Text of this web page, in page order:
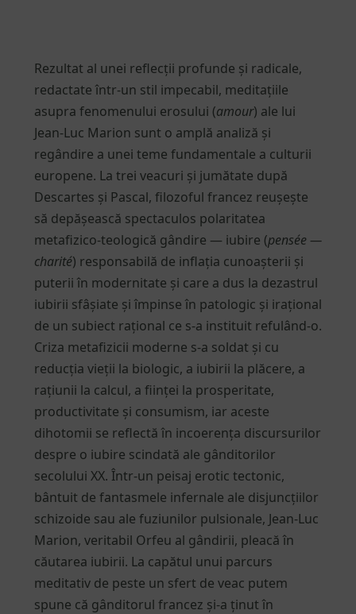
Rezultat al unei reflecții profunde și radicale,
redactate într-un stil impecabil, meditațiile
asupra fenomenului erosului (amour) ale lui
Jean-Luc Marion sunt o amplă analiză și
regândire a unei teme fundamentale a culturii
europene. La trei veacuri și jumătate după
Descartes și Pascal, filozoful francez reușește
să depășească spectaculos polaritatea
metafizico-teologică gândire — iubire (pensée —
charité) responsabilă de inflația cunoașterii și
puterii în modernitate și care a dus la dezastrul
iubirii sfâșiate și împinse în patologic și irațional
de un subiect rațional ce s-a instituit refulând-o.
Criza metafizicii moderne s-a soldat și cu
reducția vieții la biologic, a iubirii la plăcere, a
rațiunii la calcul, a ființei la prosperitate,
productivitate și consumism, iar aceste
dihotomii se reflectă în incoerența discursurilor
despre o iubire scindată ale gânditorilor
secolului XX. Într-un peisaj erotic tectonic,
bântuit de fantasmele infernale ale disjuncțiilor
schizoide sau ale fuziunilor pulsionale, Jean-Luc
Marion, veritabil Orfeu al gândirii, pleacă în
căutarea iubirii. La capătul unui parcurs
meditativ de peste un sfert de veac putem
spune că gânditorul francez și-a ținut în